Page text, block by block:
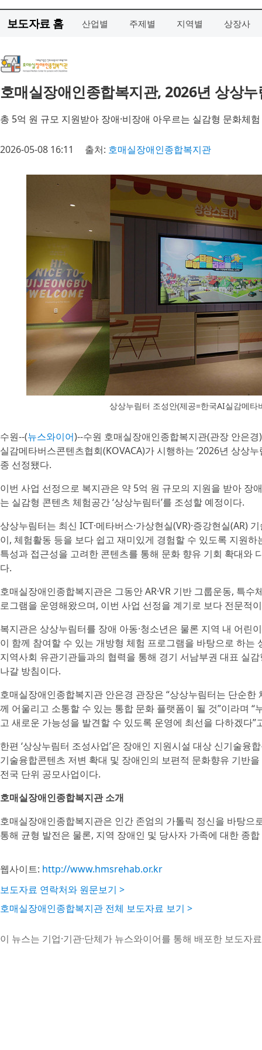
보도자료 홈 산업별 주제별 지역별 상장사
호매실장애인종합복지관, 2026년 상상
총 5억 원 규모 지원받아 장애·비장애 아우르는 실감형 문화체
2026-05-08 16:11 출처: 호매실장애인종합복지관
상상누림터 조성안(제공=한국AI실감메타
수원--(뉴스와이어)--수원 호매실장애인종합복지관(관장 안은
실감메타버스콘텐츠협회(KOVACA)가 시행하는 ‘2026년 상상
종 선정됐다.
이번 사업 선정으로 복지관은 약 5억 원 규모의 지원을 받아 장
는 실감형 콘텐츠 체험공간 ‘상상누림터’를 조성할 예정이다.
상상누림터는 최신 ICT·메타버스·가상현실(VR)·증강현실(AR)
이, 체험활동 등을 보다 쉽고 재미있게 경험할 수 있도록 지원
특성과 접근성을 고려한 콘텐츠를 통해 문화 향유 기회 확대와
다.
호매실장애인종합복지관은 그동안 AR·VR 기반 그룹운동, 특
로그램을 운영해왔으며, 이번 사업 선정을 계기로 보다 전문적
복지관은 상상누림터를 장애 아동·청소년은 물론 지역 내 어린
이 함께 참여할 수 있는 개방형 체험 프로그램을 바탕으로 하는
지역사회 유관기관들과의 협력을 통해 경기 서남부권 대표 실
나갈 방침이다.
호매실장애인종합복지관 안은경 관장은 “상상누림터는 단순
께 어울리고 소통할 수 있는 통합 문화 플랫폼이 될 것”이라며
고 새로운 가능성을 발견할 수 있도록 운영에 최선을 다하겠다”
한편 ‘상상누림터 조성사업’은 장애인 지원시설 대상 신기술융
기술융합콘텐츠 저변 확대 및 장애인의 보편적 문화향유 기반
전국 단위 공모사업이다.
호매실장애인종합복지관 소개
호매실장애인종합복지관은 인간 존엄의 가톨릭 정신을 바탕으
통해 균형 발전은 물론, 지역 장애인 및 당사자 가족에 대한 종
웹사이트: http://www.hmsrehab.or.kr
보도자료 연락처와 원문보기 >
호매실장애인종합복지관 전체 보도자료 보기 >
이 뉴스는 기업·기관·단체가 뉴스와이어를 통해 배포한 보도자